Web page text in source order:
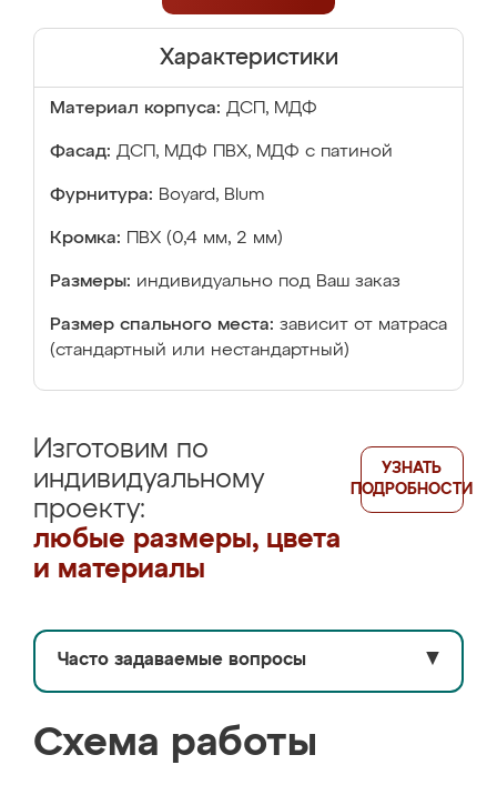
Характеристики
Материал корпуса: ДСП, МДФ
Фасад: ДСП, МДФ ПВХ, МДФ с патиной
Фурнитура: Boyard, Blum
Кромка: ПВХ (0,4 мм, 2 мм)
Размеры: индивидуально под Ваш заказ
Размер спального места: зависит от матраса
(стандартный или нестандартный)
Изготовим по
индивидуальному
проекту:
любые размеры, цвета
и материалы
УЗНАТЬ
ПОДРОБНОСТИ
Часто задаваемые вопросы ▼
Схема работы